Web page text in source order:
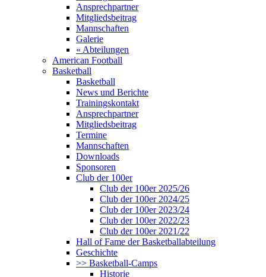
Ansprechpartner
Mitgliedsbeitrag
Mannschaften
Galerie
« Abteilungen
American Football
Basketball
Basketball
News und Berichte
Trainingskontakt
Ansprechpartner
Mitgliedsbeitrag
Termine
Mannschaften
Downloads
Sponsoren
Club der 100er
Club der 100er 2025/26
Club der 100er 2024/25
Club der 100er 2023/24
Club der 100er 2022/23
Club der 100er 2021/22
Hall of Fame der Basketballabteilung
Geschichte
>> Basketball-Camps
Historie